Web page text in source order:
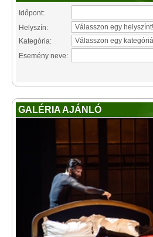
Időpont:
Helyszín:
Kategória:
Esemény neve:
GALÉRIA AJÁNLÓ